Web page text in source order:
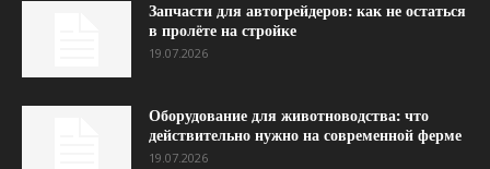
Запчасти для автогрейдеров: как не остаться
в пролёте на стройке
19.07.2026
Оборудование для животноводства: что
действительно нужно на современной ферме
19.07.2026